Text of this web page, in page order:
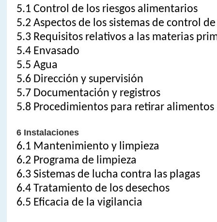
5.1 Control de los riesgos alimentarios
5.2 Aspectos de los sistemas de control
5.3 Requisitos relativos a las materias
5.4 Envasado
5.5 Agua
5.6 Dirección y supervisión
5.7 Documentación y registros
5.8 Procedimientos para retirar alimentos
6 Instalaciones
6.1 Mantenimiento y limpieza
6.2 Programa de limpieza
6.3 Sistemas de lucha contra las plagas
6.4 Tratamiento de los desechos
6.5 Eficacia de la vigilancia